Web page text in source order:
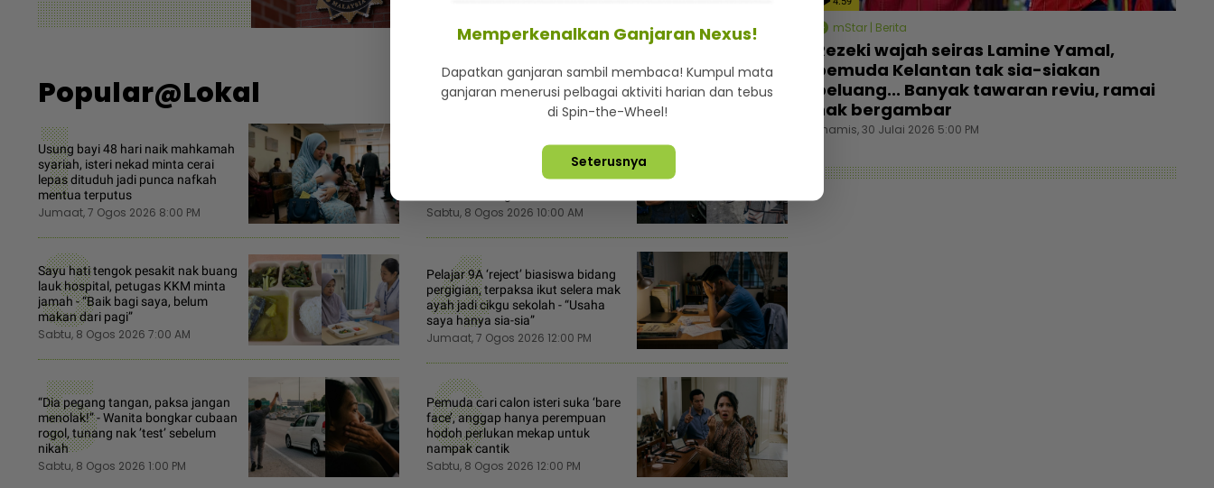
Popular@Lokal
1
Usung bayi 48 hari naik mahkamah
syariah, isteri nekad minta cerai
lepas dituduh jadi punca nafkah
mentua terputus
Jumaat, 7 Ogos 2026 8:00 PM 2
“Akak belanja air, boleh la sayang” -
Ibu tunggal hantar foto tayang
dada, cubaan goda mekanik minta
Sabtu, 8 Ogos 2026 10:00 AM
3
Sayu hati tengok pesakit nak buang
lauk hospital, petugas KKM minta
jamah - “Baik bagi saya, belum
makan dari pagi”
Sabtu, 8 Ogos 2026 7:00 AM 4
Pelajar 9A ‘reject’ biasiswa bidang
pergigian, terpaksa ikut selera mak
ayah jadi cikgu sekolah - “Usaha
saya hanya sia-sia”
Jumaat, 7 Ogos 2026 12:00 PM
5
“Dia pegang tangan, paksa jangan
menolak!” - Wanita bongkar cubaan
rogol, tunang nak ’test’ sebelum
nikah
Sabtu, 8 Ogos 2026 1:00 PM 6
Pemuda cari calon isteri suka ‘bare
face’, anggap hanya perempuan
hodoh perlukan mekap untuk
nampak cantik
Sabtu, 8 Ogos 2026 12:00 PM
mStar | Berita
Rezeki wajah seiras Lamine Yamal,
pemuda Kelantan tak sia-siakan
peluang... Banyak tawaran reviu, ramai
nak bergambar
Khamis, 30 Julai 2026 5:00 PM
Memperkenalkan Ganjaran Nexus!
Dapatkan ganjaran sambil membaca! Kumpul mata
ganjaran menerusi pelbagai aktiviti harian dan tebus
di Spin-the-Wheel!
Seterusnya